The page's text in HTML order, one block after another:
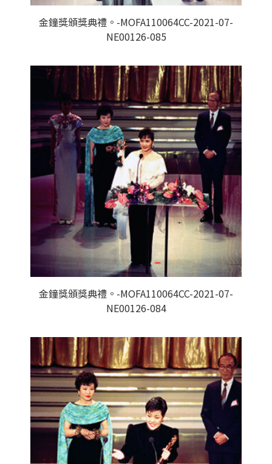
金鐘獎頒獎典禮。-MOFA110064CC-2021-07-
NE00126-085
金鐘獎頒獎典禮。-MOFA110064CC-2021-07-
NE00126-084